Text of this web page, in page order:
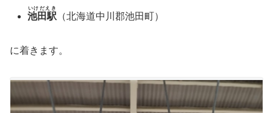
池田駅
いけだえき
（北海道中川郡池田町）
に着きます。